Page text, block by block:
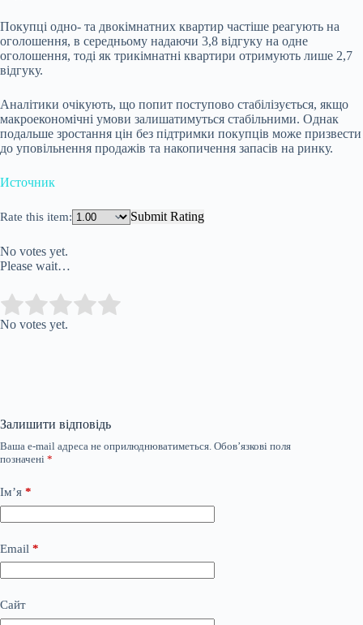
Покупці одно- та двокімнатних квартир частіше реагують на
оголошення, в середньому надаючи 3,8 відгуку на одне
оголошення, тоді як трикімнатні квартири отримують лише 2,7
відгуку.
Аналітики очікують, що попит поступово стабілізується, якщо
макроекономічні умови залишатимуться стабільними. Однак
подальше зростання цін без підтримки покупців може призвести
до уповільнення продажів та накопичення запасів на ринку.
Источник
Rate this item: Submit Rating
No votes yet.
Please wait…
Rate this item:
No votes yet.
Залишити відповідь
Ваша e-mail адреса не оприлюднюватиметься. Обов’язкові поля
позначені *
Ім’я *
Email *
Сайт